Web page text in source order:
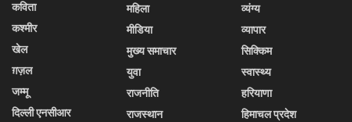
कविता
कश्मीर
खेल
ग़ज़ल
जम्मू
दिल्ली एनसीआर
महिला
मीडिया
मुख्य समाचार
युवा
राजनीति
राजस्थान
व्यंग्य
व्यापार
सिक्किम
स्वास्थ्य
हरियाणा
हिमाचल प्रदेश